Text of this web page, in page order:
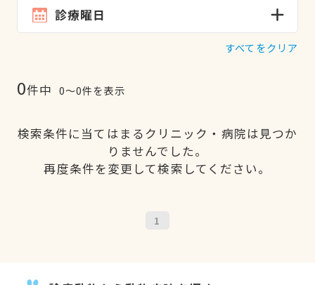
診療曜日
すべてをクリア
0件中 0〜0件を表示
検索条件に当てはまるクリニック・病院は見つか
りませんでした。
再度条件を変更して検索してください。
1